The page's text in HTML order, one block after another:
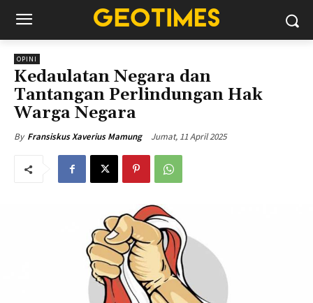
OPINI
Kedaulatan Negara dan
Tantangan Perlindungan Hak
Warga Negara
By Fransiskus Xaverius Mamung Jumat, 11 April 2025